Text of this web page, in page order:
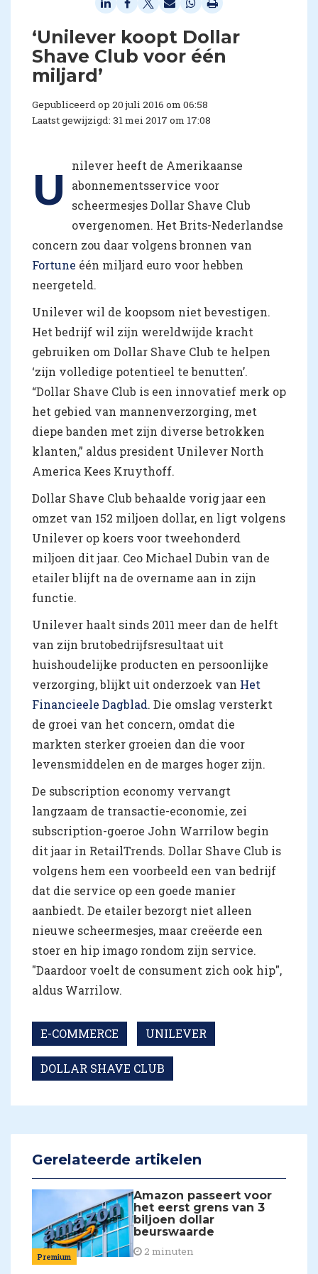
​‘Unilever koopt Dollar
Shave Club voor één
miljard’
Gepubliceerd op 20 juli 2016 om 06:58
Laatst gewijzigd: 31 mei 2017 om 17:08
U
nilever heeft de Amerikaanse
abonnementsservice voor
scheermesjes Dollar Shave Club
overgenomen. Het Brits-Nederlandse
concern zou daar volgens bronnen van
Fortune één miljard euro voor hebben
neergeteld.
Unilever wil de koopsom niet bevestigen.
Het bedrijf wil zijn wereldwijde kracht
gebruiken om Dollar Shave Club te helpen
‘zijn volledige potentieel te benutten’.
“Dollar Shave Club is een innovatief merk op
het gebied van mannenverzorging, met
diepe banden met zijn diverse betrokken
klanten,” aldus president Unilever North
America Kees Kruythoff.
Dollar Shave Club behaalde vorig jaar een
omzet van 152 miljoen dollar, en ligt volgens
Unilever op koers voor tweehonderd
miljoen dit jaar. Ceo Michael Dubin van de
etailer blijft na de overname aan in zijn
functie.
Unilever haalt sinds 2011 meer dan de helft
van zijn brutobedrijfsresultaat uit
huishoudelijke producten en persoonlijke
verzorging, blijkt uit onderzoek van Het
Financieele Dagblad. Die omslag versterkt
de groei van het concern, omdat die
markten sterker groeien dan die voor
levensmiddelen en de marges hoger zijn.
De subscription economy vervangt
langzaam de transactie-economie, zei
subscription-goeroe John Warrilow begin
dit jaar in RetailTrends. Dollar Shave Club is
volgens hem een voorbeeld een van bedrijf
dat die service op een goede manier
aanbiedt. De etailer bezorgt niet alleen
nieuwe scheermesjes, maar creëerde een
stoer en hip imago rondom zijn service.
"Daardoor voelt de consument zich ook hip",
aldus Warrilow.
E-COMMERCE UNILEVER
DOLLAR SHAVE CLUB
Gerelateerde artikelen
Premium
Amazon passeert voor
het eerst grens van 3
biljoen dollar
beurswaarde
2 minuten